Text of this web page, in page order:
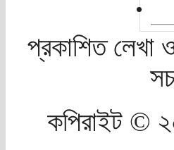
প্রকাশিত লেখা
কপিরাইট ©